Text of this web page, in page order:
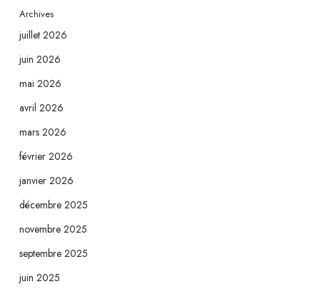
Archives
juillet 2026
juin 2026
mai 2026
avril 2026
mars 2026
février 2026
janvier 2026
décembre 2025
novembre 2025
septembre 2025
juin 2025